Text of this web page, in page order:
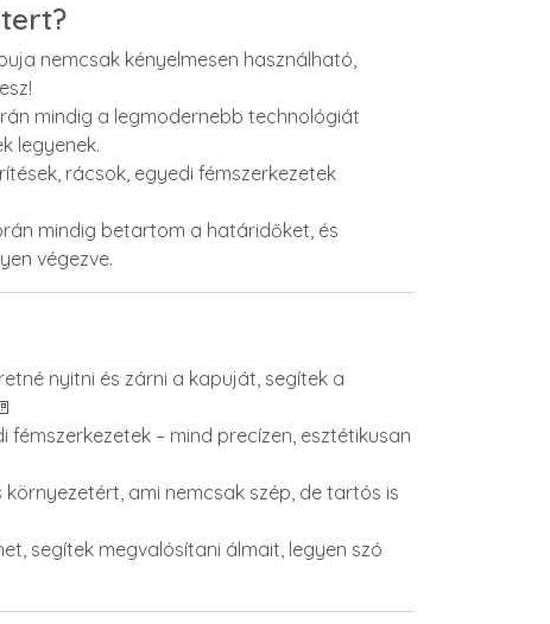
nemcsak kényelmesen használható,
mindig a legmodernebb technológiát
legyenek.
rácsok, egyedi fémszerkezetek
mindig betartom a határidőket, és
végezve.
nyitni és zárni a kapuját, segítek a
fémszerkezetek – mind precízen, esztétikusan
környezetért, ami nemcsak szép, de tartós is
segítek megvalósítani álmait, legyen szó